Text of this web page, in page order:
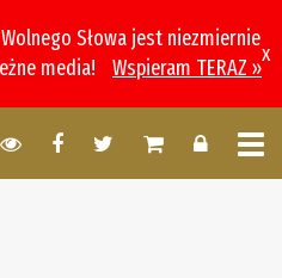
Słowa jest niezmiernie
media!
Wspieram TERAZ »
x